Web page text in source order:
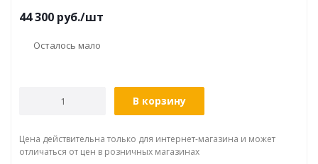
44 300 руб./шт
Осталось мало
В корзину
Цена действительна только для интернет-магазина и может
отличаться от цен в розничных магазинах